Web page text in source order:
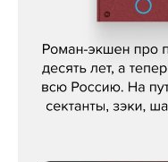
Кира